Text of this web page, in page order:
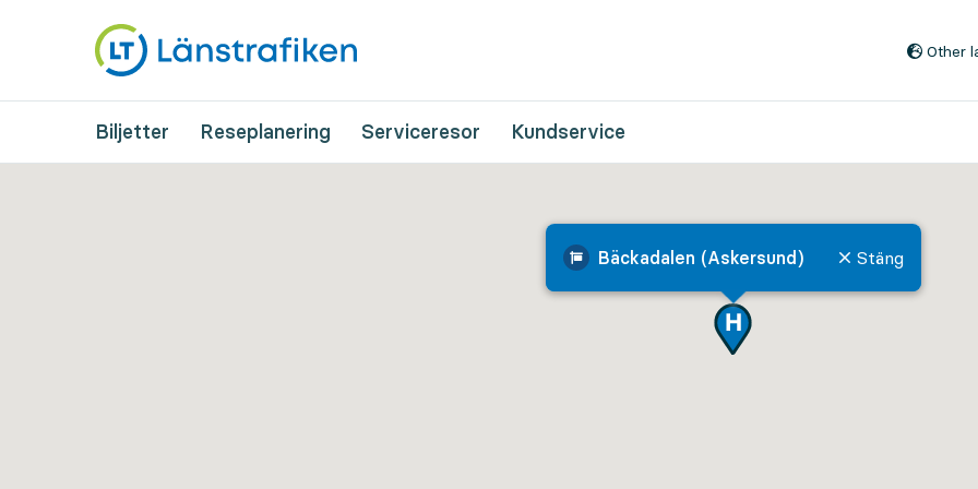
Other
Biljetter Reseplanering Serviceresor Kundservice
Bäckadalen (Askersund) Stäng